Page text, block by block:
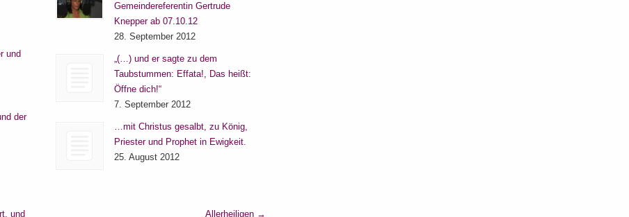
und
der
Gemeindereferentin Gertrude
Knepper ab 07.10.12
28. September 2012
„(…) und er sagte zu dem
Taubstummen: Effata!, Das heißt:
Öffne dich!“
7. September 2012
…mit Christus gesalbt, zu König,
Priester und Prophet in Ewigkeit.
25. August 2012
und
Allerheiligen →